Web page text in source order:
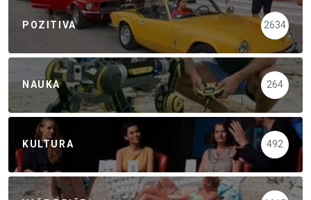
POZITIVA 2634
NAUKA 264
KULTURA 492